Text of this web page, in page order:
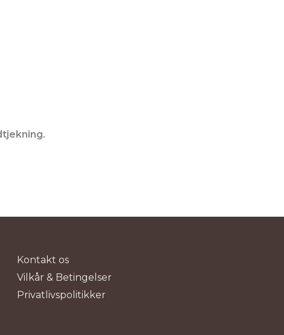
Kontakt os
Vilkår & Betingelser
Privatlivspolitikker